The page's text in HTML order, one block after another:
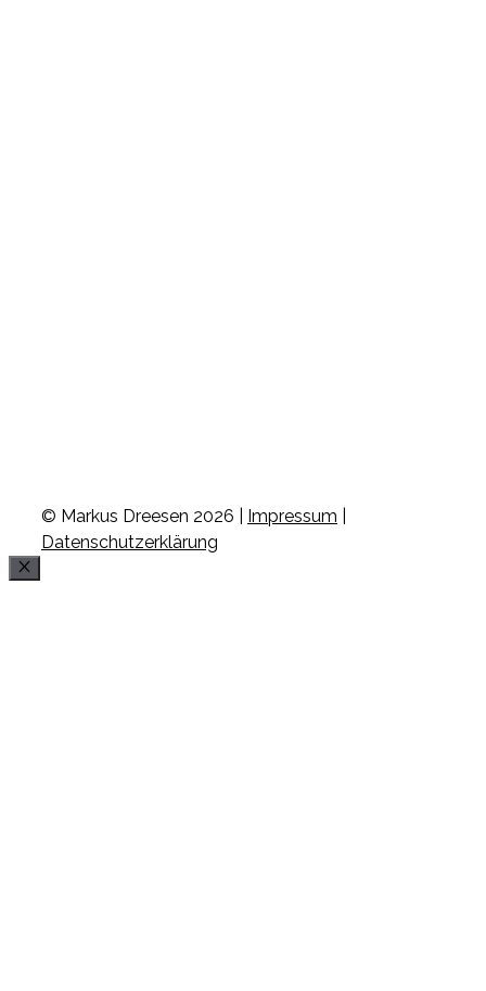
© Markus Dreesen 2026 | Impressum
Datenschutzerklärung
Schließen